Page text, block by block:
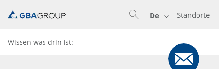
Standorte
De
Wissen was drin ist: